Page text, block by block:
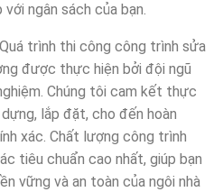
ngân sách của bạn.
Quá trình thi công công trình sửa
được thực hiện bởi đội ngũ
Chúng tôi cam kết thực
lắp đặt, cho đến hoàn
xác. Chất lượng công trình
tiêu chuẩn cao nhất, giúp bạn
vững và an toàn của ngôi nhà